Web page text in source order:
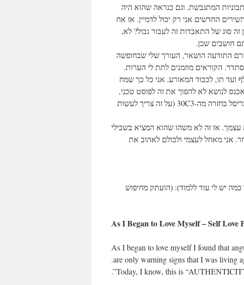
המתגבשת. וגם כנראה שהוא היה
החדשים אני רק יכול לדמיין. אז אח
סוג של התאבדות זה לעבור גבול? לא,
חושבים שכן.
זרם התודעה הושאר, העורך שלי שבחופשה
הקוראים מוזמנים לתת לי הערות.
ועד תו, לכבוד המאורע. אני כל כך שמח
לנושא לא להפוך את זה לפוסט טכני,
גם אין לי מה לחדש), וזה כיף לעבור עליהם בשדה התעופה של בריסל בחזרה מה-30C3 (על זה צריך לעשות
עצמך. אז זה לא משהו שהוא המציא בשבילי
אני מאחל לעצמי ולכולם לאהוב את
יש לי עוד ללמוד): (הועתק מחיפוש
As I Began to Love Myself – Self Love
As I began to love myself I found that
are only warning signs that I was living
Today, I know, this is